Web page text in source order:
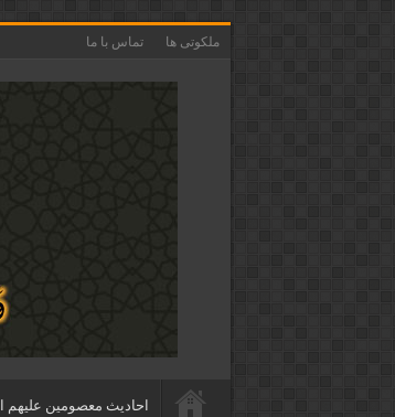
ملکوتی ها تماس با ما
احاديث معصومين عليهم